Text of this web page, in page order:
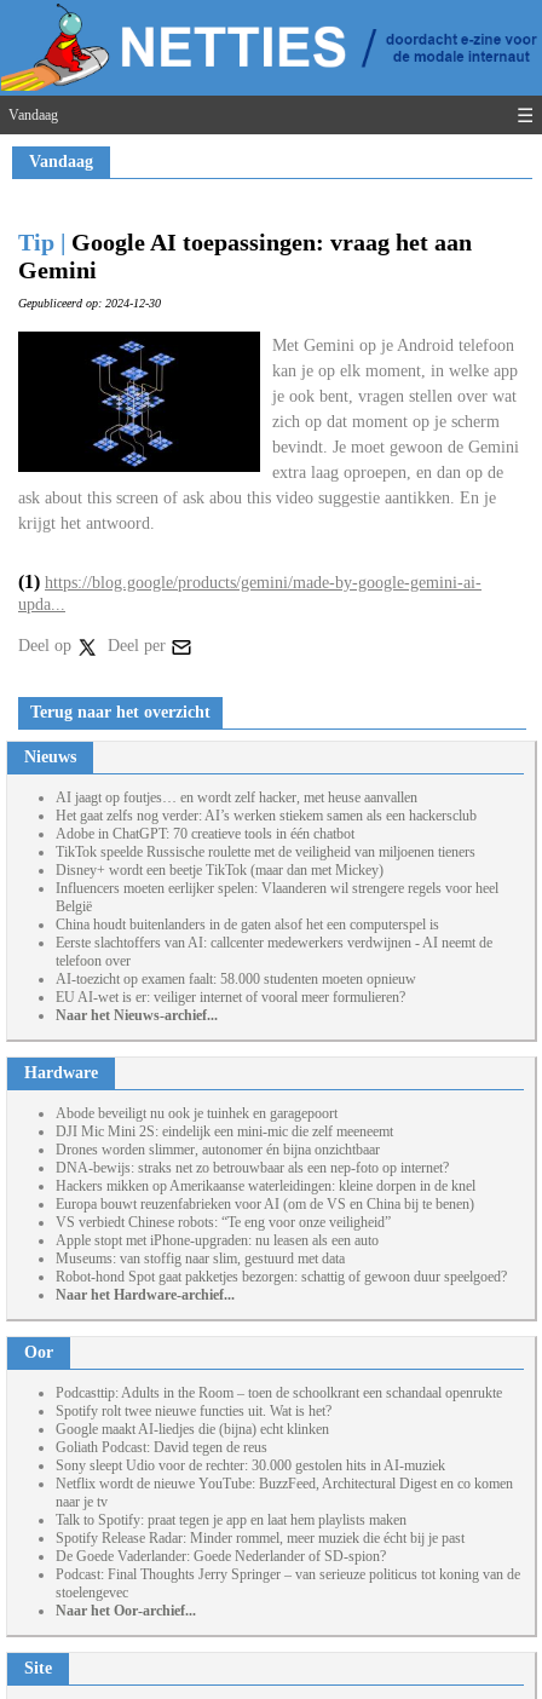
Vandaag ☰
Vandaag
Tip | Google AI toepassingen: vraag het aan
Gemini
Gepubliceerd op: 2024-12-30
Met Gemini op je Android telefoon
kan je op elk moment, in welke app
je ook bent, vragen stellen over wat
zich op dat moment op je scherm
bevindt. Je moet gewoon de Gemini
extra laag oproepen, en dan op de
ask about this screen of ask abou this video suggestie aantikken. En je
krijgt het antwoord.
(1) https://blog.google/products/gemini/made-by-google-gemini-ai-
upda...
Deel op Deel per
Terug naar het overzicht
Nieuws
AI jaagt op foutjes… en wordt zelf hacker, met heuse aanvallen
Het gaat zelfs nog verder: AI’s werken stiekem samen als een hackersclub
Adobe in ChatGPT: 70 creatieve tools in één chatbot
TikTok speelde Russische roulette met de veiligheid van miljoenen tieners
Disney+ wordt een beetje TikTok (maar dan met Mickey)
Influencers moeten eerlijker spelen: Vlaanderen wil strengere regels voor heel
België
China houdt buitenlanders in de gaten alsof het een computerspel is
Eerste slachtoffers van AI: callcenter medewerkers verdwijnen - AI neemt de
telefoon over
AI-toezicht op examen faalt: 58.000 studenten moeten opnieuw
EU AI-wet is er: veiliger internet of vooral meer formulieren?
Naar het Nieuws-archief...
Hardware
Abode beveiligt nu ook je tuinhek en garagepoort
DJI Mic Mini 2S: eindelijk een mini-mic die zelf meeneemt
Drones worden slimmer, autonomer én bijna onzichtbaar
DNA-bewijs: straks net zo betrouwbaar als een nep-foto op internet?
Hackers mikken op Amerikaanse waterleidingen: kleine dorpen in de knel
Europa bouwt reuzenfabrieken voor AI (om de VS en China bij te benen)
VS verbiedt Chinese robots: “Te eng voor onze veiligheid”
Apple stopt met iPhone-upgraden: nu leasen als een auto
Museums: van stoffig naar slim, gestuurd met data
Robot-hond Spot gaat pakketjes bezorgen: schattig of gewoon duur speelgoed?
Naar het Hardware-archief...
Oor
Podcasttip: Adults in the Room – toen de schoolkrant een schandaal openrukte
Spotify rolt twee nieuwe functies uit. Wat is het?
Google maakt AI-liedjes die (bijna) echt klinken
Goliath Podcast: David tegen de reus
Sony sleept Udio voor de rechter: 30.000 gestolen hits in AI-muziek
Netflix wordt de nieuwe YouTube: BuzzFeed, Architectural Digest en co komen
naar je tv
Talk to Spotify: praat tegen je app en laat hem playlists maken
Spotify Release Radar: Minder rommel, meer muziek die écht bij je past
De Goede Vaderlander: Goede Nederlander of SD-spion?
Podcast: Final Thoughts Jerry Springer – van serieuze politicus tot koning van de
stoelengevec
Naar het Oor-archief...
Site